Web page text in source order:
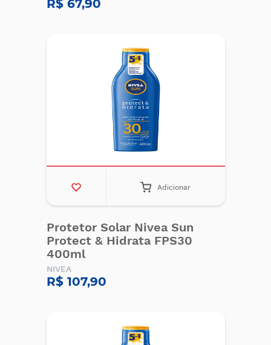
R$ 67,90
Adicionar
Protetor Solar Nivea Sun
Protect & Hidrata FPS30
400ml
NIVEA
R$ 107,90